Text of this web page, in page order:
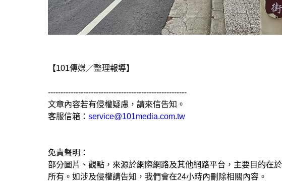
【101傳媒／整理報導】
-------------------------------------------------------
文章內容若有侵權疑慮，請來信告知。
客服信箱： service@101media.com.tw
免責聲明：
部分圖片、觀點，來源於網際網路及其他網路平台，主要目的在
所有。如涉及侵權請告知，我們會在24小時內刪除相關內容。